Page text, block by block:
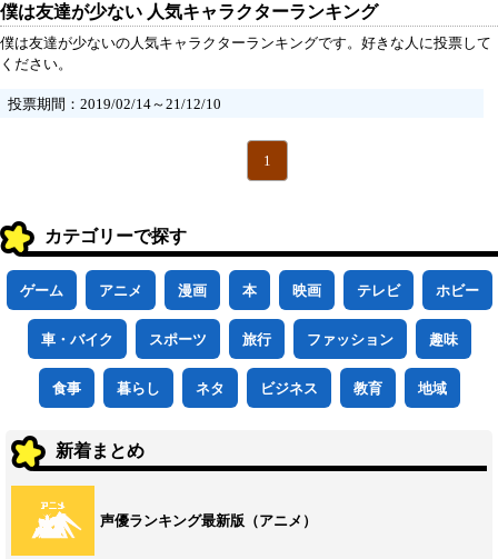
僕は友達が少ない 人気キャラクターランキング
僕は友達が少ないの人気キャラクターランキングです。好きな人に投票して
ください。
投票期間：2019/02/14～21/12/10
1
カテゴリーで探す
ゲーム アニメ 漫画 本 映画 テレビ ホビー
車・バイク スポーツ 旅行 ファッション 趣味
食事 暮らし ネタ ビジネス 教育 地域
新着まとめ
声優ランキング最新版（アニメ）